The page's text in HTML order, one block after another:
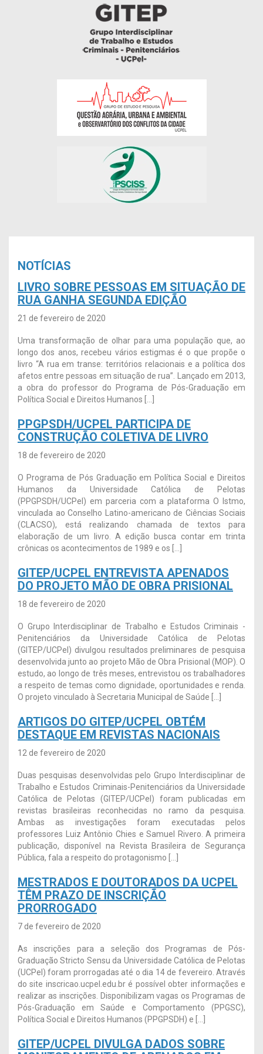
NOTÍCIAS
LIVRO SOBRE PESSOAS EM SITUAÇÃO DE
RUA GANHA SEGUNDA EDIÇÃO
21 de fevereiro de 2020
Uma transformação de olhar para uma população que, ao
longo dos anos, recebeu vários estigmas é o que propõe o
livro “A rua em transe: territórios relacionais e a política dos
afetos entre pessoas em situação de rua”. Lançado em 2013,
a obra do professor do Programa de Pós-Graduação em
Política Social e Direitos Humanos […]
PPGPSDH/UCPEL PARTICIPA DE
CONSTRUÇÃO COLETIVA DE LIVRO
18 de fevereiro de 2020
O Programa de Pós Graduação em Política Social e Direitos
Humanos da Universidade Católica de Pelotas
(PPGPSDH/UCPel) em parceria com a plataforma O Istmo,
vinculada ao Conselho Latino-americano de Ciências Sociais
(CLACSO), está realizando chamada de textos para
elaboração de um livro. A edição busca contar em trinta
crônicas os acontecimentos de 1989 e os […]
GITEP/UCPEL ENTREVISTA APENADOS
DO PROJETO MÃO DE OBRA PRISIONAL
18 de fevereiro de 2020
O Grupo Interdisciplinar de Trabalho e Estudos Criminais -
Penitenciários da Universidade Católica de Pelotas
(GITEP/UCPel) divulgou resultados preliminares de pesquisa
desenvolvida junto ao projeto Mão de Obra Prisional (MOP). O
estudo, ao longo de três meses, entrevistou os trabalhadores
a respeito de temas como dignidade, oportunidades e renda.
O projeto vinculado à Secretaria Municipal de Saúde […]
ARTIGOS DO GITEP/UCPEL OBTÉM
DESTAQUE EM REVISTAS NACIONAIS
12 de fevereiro de 2020
Duas pesquisas desenvolvidas pelo Grupo Interdisciplinar de
Trabalho e Estudos Criminais-Penitenciários da Universidade
Católica de Pelotas (GITEP/UCPel) foram publicadas em
revistas brasileiras reconhecidas no ramo da pesquisa.
Ambas as investigações foram executadas pelos
professores Luiz Antônio Chies e Samuel Rivero. A primeira
publicação, disponível na Revista Brasileira de Segurança
Pública, fala a respeito do protagonismo […]
MESTRADOS E DOUTORADOS DA UCPEL
TÊM PRAZO DE INSCRIÇÃO
PRORROGADO
7 de fevereiro de 2020
As inscrições para a seleção dos Programas de Pós-
Graduação Stricto Sensu da Universidade Católica de Pelotas
(UCPel) foram prorrogadas até o dia 14 de fevereiro. Através
do site inscricao.ucpel.edu.br é possível obter informações e
realizar as inscrições. Disponibilizam vagas os Programas de
Pós-Graduação em Saúde e Comportamento (PPGSC),
Política Social e Direitos Humanos (PPGPSDH) e […]
GITEP/UCPEL DIVULGA DADOS SOBRE